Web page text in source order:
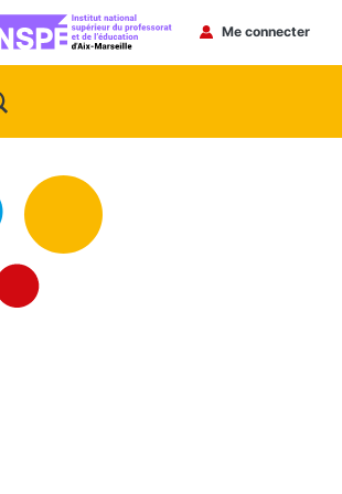
Menu
Me connecter